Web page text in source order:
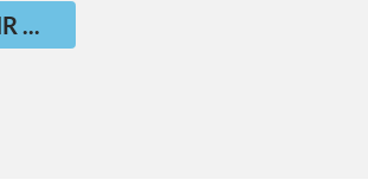
...